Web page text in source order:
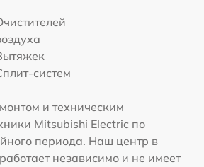
систем
и техническим
Mitsubishi Electric по
периода. Наш центр в
независимо и не имеет